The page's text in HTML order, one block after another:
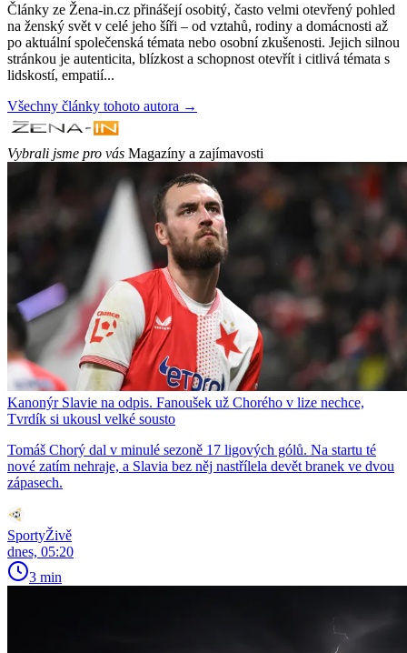
Články ze Žena-in.cz přinášejí osobitý, často velmi otevřený pohled
na ženský svět v celé jeho šíři – od vztahů, rodiny a domácnosti až
po aktuální společenská témata nebo osobní zkušenosti. Jejich silnou
stránkou je autenticita, blízkost a schopnost otevřít i citlivá témata s
lidskostí, empatií...
Všechny články tohoto autora →
Vybrali jsme pro vás Magazíny a zajímavosti
Kanonýr Slavie na odpis. Fanoušek už Chorého v lize nechce,
Tvrdík si ukousl velké sousto
Tomáš Chorý dal v minulé sezoně 17 ligových gólů. Na startu té
nové zatím nehraje, a Slavia bez něj nastřílela devět branek ve dvou
zápasech.
SportyŽivě
dnes, 05:20
3 min